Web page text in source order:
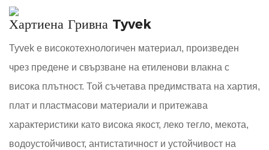
Хартиена Гривна Tyvek
Tyvek е високотехнологичен материал, произведен
чрез предене и свързване на етиленови влакна с
висока плътност. Той съчетава предимствата на хартия,
плат и пластмасови материали и притежава
характеристики като висока якост, леко тегло, мекота,
водоустойчивост, антистатичност и устойчивост на